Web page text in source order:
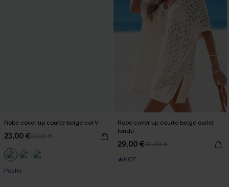
Robe cover up courte beige col V
23,00 €27,00 €
Poche
Robe cover up courte beige ourlet
fendu
29,00 €32,00 €
🔥HOT